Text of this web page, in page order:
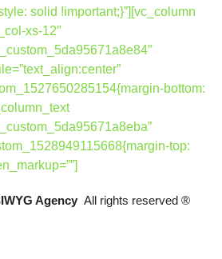
solid !important;}”][vc_column
xs-12″
bottom:
top:
Agency All rights reserved ®